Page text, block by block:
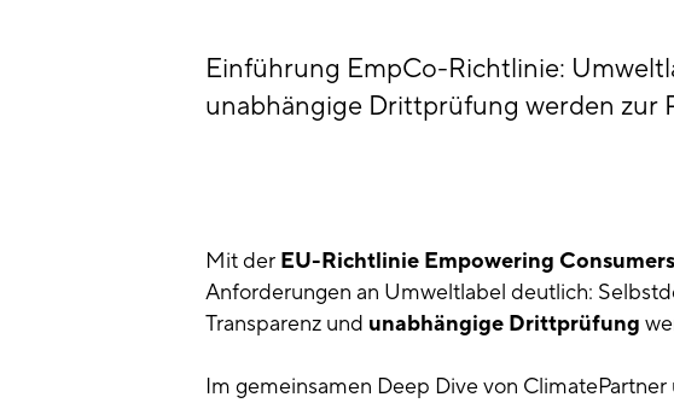
Einführung EmpCo-Richtlinie:
unabhängige Drittprüfung werden zur
Mit der EU-Richtlinie Empowering
Anforderungen an Umweltlabel deutlich:
Transparenz und unabhängige Drittprüfung
Im gemeinsamen Deep Dive von ClimatePartner